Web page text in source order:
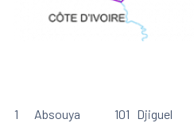
1
Absouya
101 Djiguel